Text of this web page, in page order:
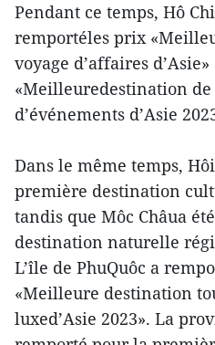
Pendant ce temps, Hô
remportéles prix
voyage d’affaires d’Asie»
«Meilleuredestination
d’événements d’Asie
Dans le même temps,
première destination
tandis que Môc Châua
destination naturelle
L’île de PhuQuôc a
«Meilleure destination
luxed’Asie 2023». La